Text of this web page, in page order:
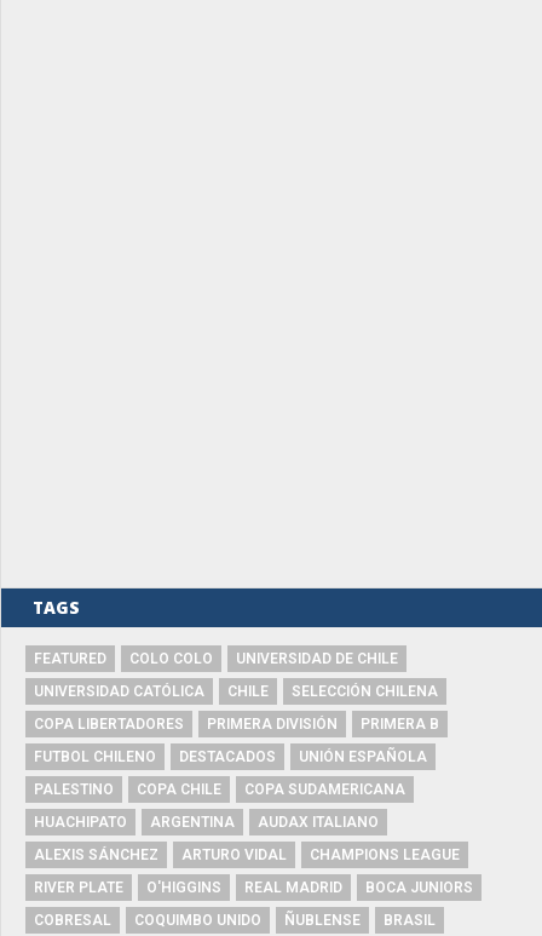
TAGS
FEATURED COLO COLO
UNIVERSIDAD DE CHILE
UNIVERSIDAD CATÓLICA
CHILE
SELECCIÓN CHILENA
COPA LIBERTADORES
PRIMERA DIVISIÓN
PRIMERA B
FUTBOL CHILENO
DESTACADOS
UNIÓN ESPAÑOLA
PALESTINO
COPA CHILE
COPA SUDAMERICANA
HUACHIPATO
ARGENTINA
AUDAX ITALIANO
ALEXIS SÁNCHEZ
ARTURO VIDAL
CHAMPIONS LEAGUE
RIVER PLATE
O'HIGGINS REAL MADRID
BOCA JUNIORS
COBRESAL
COQUIMBO UNIDO ÑUBLENSE
BRASIL